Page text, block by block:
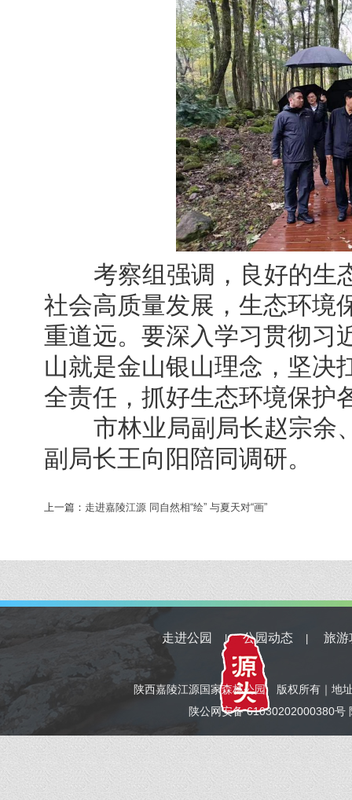
考察组强调，良好的生
社会高质量发展，生态环境
重道远。要深入学习贯彻习
山就是金山银山理念，坚决
全责任，抓好生态环境保护
市林业局副局长赵宗余
副局长王向阳陪同调研。
上一篇： 走进嘉陵江源 同自然相“绘” 与夏天对“画”
走进公园 |公园动态 旅游
陕西嘉陵江源国家森林公园 版权所有｜地
陕公网安备 61030202000380号